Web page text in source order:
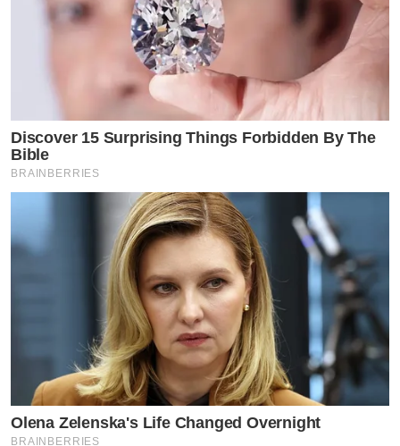
ด้วยค่ะ
หมอริท เรืองฤทธิ์ ศิริพานิช
อนุบาลร้อยเอ็ด จบการศึกษาชั้นมัธยมศึกษาจาก
โรงเรียนสาธิตมหาวิทยาลัยมหาสารคาม จังหวัด
มหาสารคาม ปัจจุบันกำลังศึกษาระดับปริญญาตรี ปี 4 คณะ
แพทยศาสตร์ มหาวิทยาลัยขอนแก่น หมอริท
เคยประกวด
ร้องเพลง เดอะสตาร์ 6 คว้าตำแหน่งรองชนะเลิศเดอะสตาร์
ค้นฟ้าคว้าดาวปี 6 มีผลงานเพลง, ละคร, ซิทคอม
Discover 15 Surprising Things Forbidden By The
Bible
BRAINBERRIES
Olena Zelenska's Life Changed Overnight
BRAINBERRIES